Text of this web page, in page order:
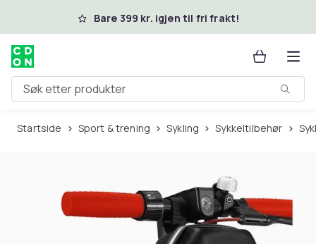
Hopp til hovedinnholdBare 399 kr. igjen til fri frakt!
Søk etter produkter
Startside Sport & trening Sykling Sykkeltilbehør